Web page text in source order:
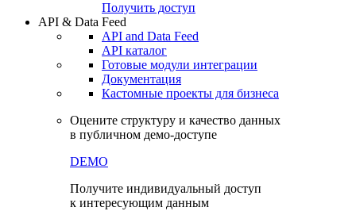
Получить доступ
API & Data Feed
API and Data Feed
API каталог
Готовые модули интеграции
Документация
Кастомные проекты для бизнеса
Оцените структуру и качество данных
в публичном демо-доступе
DEMO
Получите индивидуальный доступ
к интересующим данным